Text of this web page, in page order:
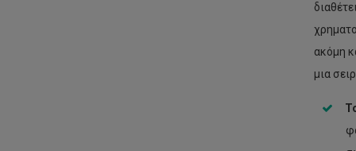
ακόμη
μια